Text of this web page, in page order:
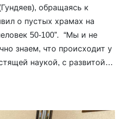
обращаясь к
о пустых храмах на
50-100”. “Мы и не
знаем, что происходит у
наукой, с развитой